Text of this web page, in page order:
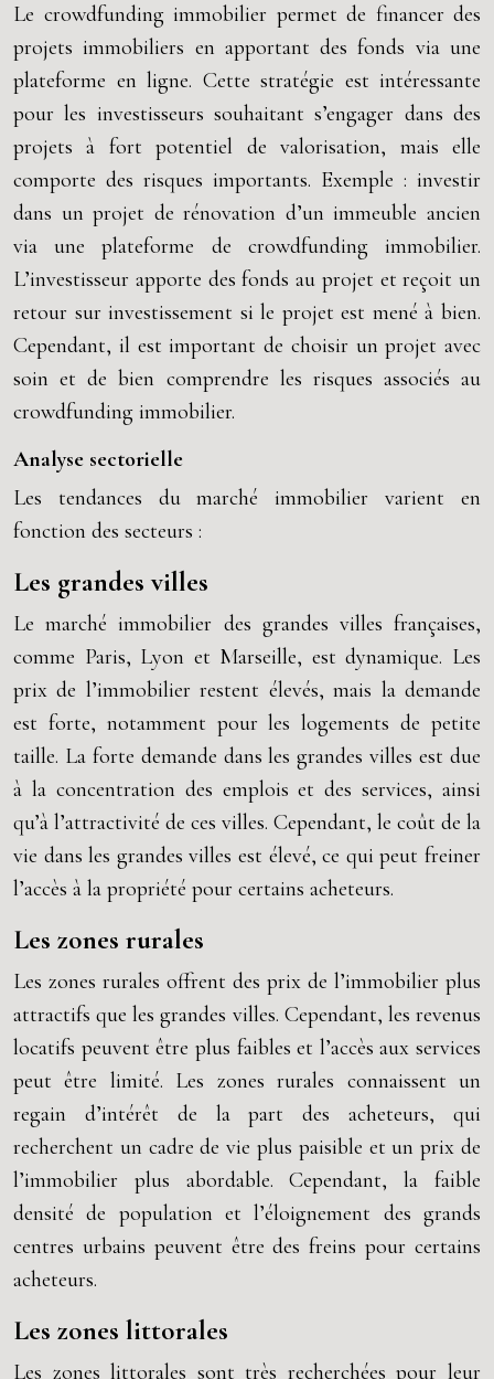
Le crowdfunding immobilier permet de financer des
projets immobiliers en apportant des fonds via une
plateforme en ligne. Cette stratégie est intéressante
pour les investisseurs souhaitant s’engager dans des
projets à fort potentiel de valorisation, mais elle
comporte des risques importants. Exemple : investir
dans un projet de rénovation d’un immeuble ancien
via une plateforme de crowdfunding immobilier.
L’investisseur apporte des fonds au projet et reçoit un
retour sur investissement si le projet est mené à bien.
Cependant, il est important de choisir un projet avec
soin et de bien comprendre les risques associés au
crowdfunding immobilier.
Analyse sectorielle
Les tendances du marché immobilier varient en
fonction des secteurs :
Les grandes villes
Le marché immobilier des grandes villes françaises,
comme Paris, Lyon et Marseille, est dynamique. Les
prix de l’immobilier restent élevés, mais la demande
est forte, notamment pour les logements de petite
taille. La forte demande dans les grandes villes est due
à la concentration des emplois et des services, ainsi
qu’à l’attractivité de ces villes. Cependant, le coût de la
vie dans les grandes villes est élevé, ce qui peut freiner
l’accès à la propriété pour certains acheteurs.
Les zones rurales
Les zones rurales offrent des prix de l’immobilier plus
attractifs que les grandes villes. Cependant, les revenus
locatifs peuvent être plus faibles et l’accès aux services
peut être limité. Les zones rurales connaissent un
regain d’intérêt de la part des acheteurs, qui
recherchent un cadre de vie plus paisible et un prix de
l’immobilier plus abordable. Cependant, la faible
densité de population et l’éloignement des grands
centres urbains peuvent être des freins pour certains
acheteurs.
Les zones littorales
Les zones littorales sont très recherchées pour leur